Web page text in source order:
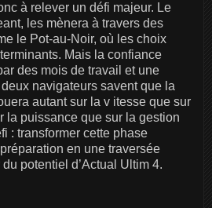
à relever un défi majeur. Le
les mènera à travers des
le Pot-au-Noir, où les choix
Mais la confiance
des mois de travail et une
navigateurs savent que la
autant sur la v itesse que sur
la puissance que sur la gestion
: transformer cette phase
en une traversée
potentiel d’Actual Ultim 4.